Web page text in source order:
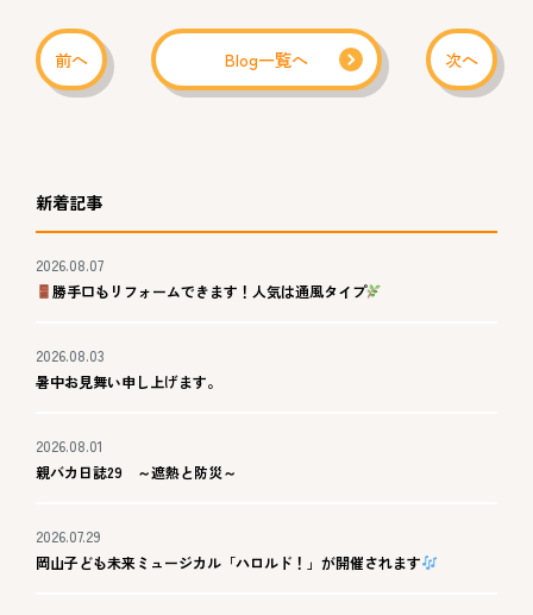
前へ 次へ
Blog一覧へ
新着記事
2026.08.07
勝手口もリフォームできます！人気は通風タイプ
2026.08.03
暑中お見舞い申し上げます。
2026.08.01
親バカ日誌29 ～遮熱と防災～
2026.07.29
岡山子ども未来ミュージカル「ハロルド！」が開催されます